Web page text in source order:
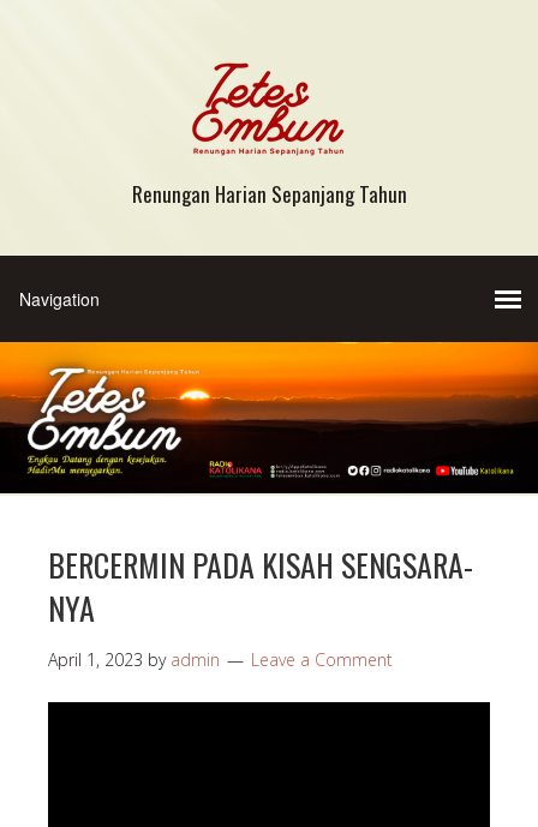
Renungan Harian Sepanjang Tahun
BERCERMIN PADA KISAH SENGSARA-
NYA
April 1, 2023 by admin Leave a Comment